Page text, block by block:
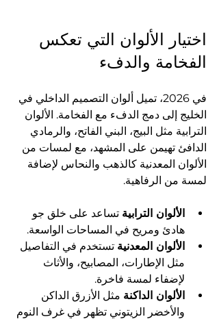
اختيار الألوان التي تعكس
الفخامة والدفء
في 2026، تميل ألوان التصميم الداخلي في
الخليج إلى دمج الدفء مع الفخامة. الألوان
الترابية مثل البيج، البني الفاتح، والرمادي
الدافئ تهيمن على المشهد، مع لمسات من
الألوان المعدنية كالذهب والنحاس لإضافة
لمسة من الرفاهية.
الألوان الترابية تساعد على خلق جو
هادئ ومريح في المساحات الواسعة.
الألوان المعدنية تستخدم في التفاصيل
مثل الإطارات، المصابيح، والأثاث
لإضفاء لمسة فاخرة.
الألوان الداكنة مثل الأزرق الداكن
والأخضر الزيتوني تظهر في غرف النوم